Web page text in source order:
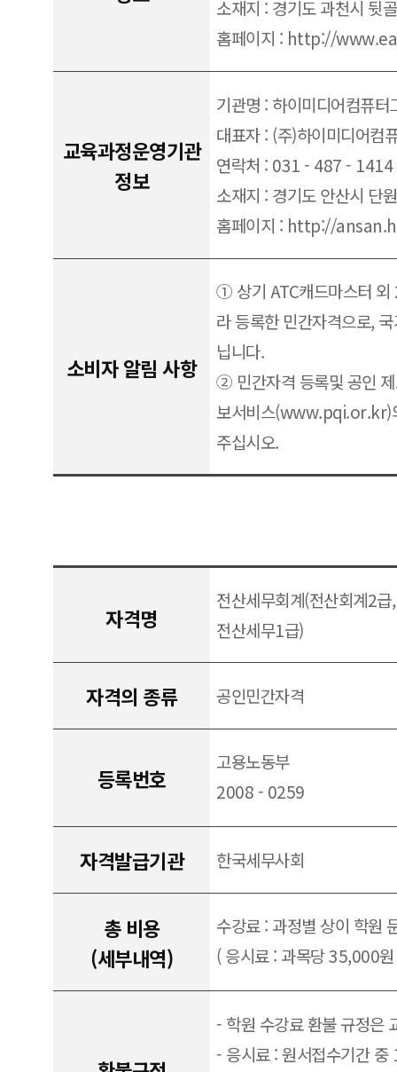
소재지 : 경기도 과천시 뒷
홈페이지 : http://
교육과정운영기관
정보
기관명 : 하이미디어컴퓨터
대표자 : (주)하이미디어컴
연락처 : 031 - 487 - 1414
소재지 : 경기도 안산시 단
홈페이지 : http://
소비자 알림 사항
① 상기 ATC캐드마스터 외
라 등록한 민간자격으로,
닙니다.
② 민간자격 등록및 공인
보서비스(www.pqi.or.kr)
주십시오.
자격명
전산세무회계(전산회계2
전산세무1급)
자격의 종류 공인민간자격
등록번호
고용노동부
2008 - 0259
자격발급기관 한국세무사회
총 비용
(세부내역)
수강료 : 과정별 상이 학원
( 응시료 : 과목당 35,000
- 학원 수강료 환불 규정은
- 응시료 : 원서접수기간